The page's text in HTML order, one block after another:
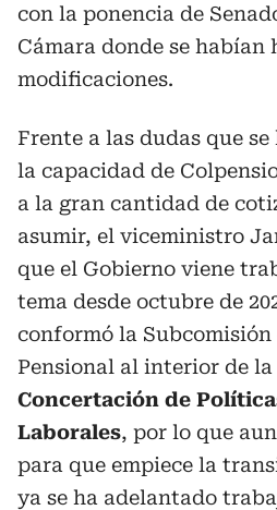
con la ponencia de
Cámara donde se habían
modificaciones.
Frente a las dudas que
la capacidad de
a la gran cantidad de
asumir, el viceministro
que el Gobierno viene
tema desde octubre de
conformó la Subcomisión
Pensional al interior de la
Concertación de
Laborales, por lo que
para que empiece la
ya se ha adelantado